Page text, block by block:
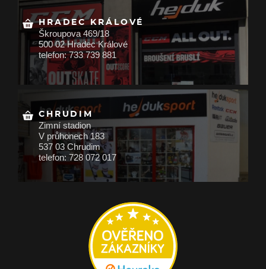
HRADEC KRÁLOVÉ
Škroupova 469/18
500 02 Hradec Králové
telefon: 733 739 881
CHRUDIM
Zimní stadion
V průhonech 183
537 03 Chrudim
telefon: 728 072 017